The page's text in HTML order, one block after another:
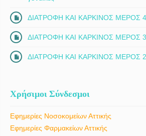
ΔΙΑΤΡΟΦΗ ΚΑΙ ΚΑΡΚΙΝΟΣ ΜΕΡΟΣ 4ο
ΔΙΑΤΡΟΦΗ ΚΑΙ ΚΑΡΚΙΝΟΣ ΜΕΡΟΣ
ΔΙΑΤΡΟΦΗ ΚΑΙ ΚΑΡΚΙΝΟΣ ΜΕΡΟΣ
Χρήσιμοι Σύνδεσμοι
Εφημερίες Νοσοκομείων Αττικής
Εφημερίες Φαρμακείων Αττικής